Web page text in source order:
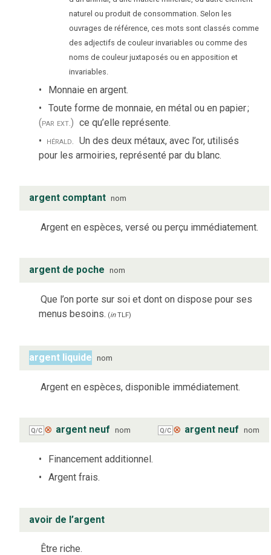
naturel ou produit de consommation. Selon les
ouvrages de référence, ces mots sont classés comme
des adjectifs de couleur invariables ou comme des
noms de couleur juxtaposés ou en apposition et
invariables.
Monnaie en argent.
Toute forme de monnaie, en métal ou en papier;
(par ext.) ce qu’elle représente.
hérald. Un des deux métaux, avec l’or, utilisés
pour les armoiries, représenté par du blanc.
argent comptant nom
Argent en espèces, versé ou perçu immédiatement.
argent de poche nom
Que l’on porte sur soi et dont on dispose pour ses
menus besoins. (inTLF)
argent liquide nom
Argent en espèces, disponible immédiatement.
Q/C ⊗ argent neuf nom Q/C ⊗ argent neuf nom
Financement additionnel.
Argent frais.
avoir de l’argent
Être riche.